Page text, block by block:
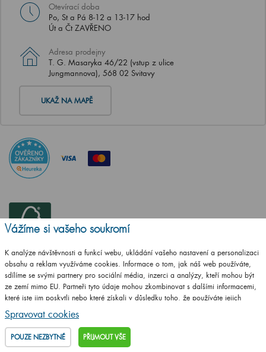
Otevírací doba
Po, St a Pá 8-12 a 13-17 hod
Út a Čt ZAVŘENO
Adresa prodejny
T. G. Masaryka 46/22 (vstup z ulice
Jungmannova), 568 02 Svitavy
UKAŽ NA MAPĚ
ČSN EN ISO
14001:2016
Vážíme si vašeho soukromí
K analýze návštěvnosti a funkcí webu, ukládání vašeho nastavení a personalizaci
obsahu a reklam využíváme cookies. Informace o tom, jak náš web používáte,
sdílíme se svými partnery pro sociální média, inzerci a analýzy, kteří mohou být
ze zemí mimo EU. Partneři tyto údaje mohou zkombinovat s dalšími informacemi,
které jste jim poskytli nebo které získali v důsledku toho, že používáte jejich
služby.
Podrobné informace
Spravovat cookies
POUZE NEZBYTNÉ PŘIJMOUT VŠE